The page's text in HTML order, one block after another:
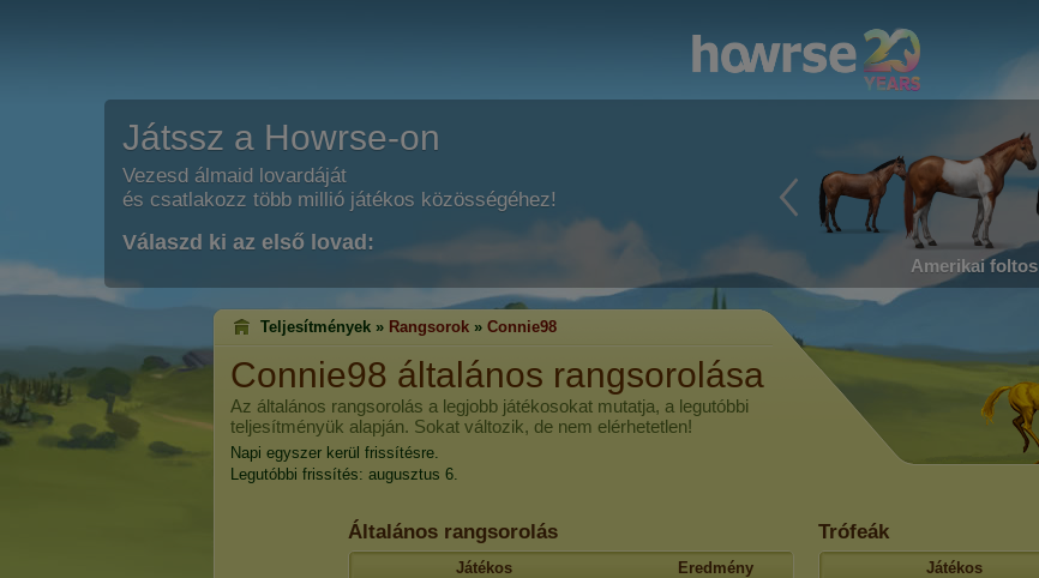
Játssz a Howrse-on
Vezesd álmaid lovardáját
és csatlakozz több millió játékos közösségéhez!
Válaszd ki az első lovad:
Amerikai foltos
Teljesítmények » Rangsorok » Connie98
Connie98 általános rangsorolása
Az általános rangsorolás a legjobb játékosokat mutatja, a legutóbbi
teljesítményük alapján. Sokat változik, de nem elérhetetlen!
Napi egyszer kerül frissítésre.
Legutóbbi frissítés: augusztus 6.
Általános rangsorolás
Játékos
Eredmény
Trófeák
Játékos